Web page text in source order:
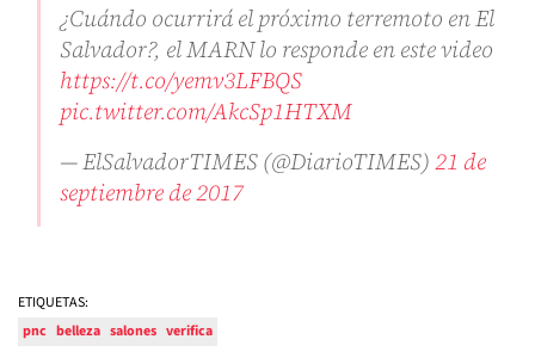
¿Cuándo ocurrirá el próximo terremoto en El
Salvador?, el MARN lo responde en este video
https://t.co/yemv3LFBQS
pic.twitter.com/AkcSp1HTXM
— ElSalvadorTIMES (@DiarioTIMES)21 de
septiembre de 2017
ETIQUETAS:
pnc belleza salones verifica